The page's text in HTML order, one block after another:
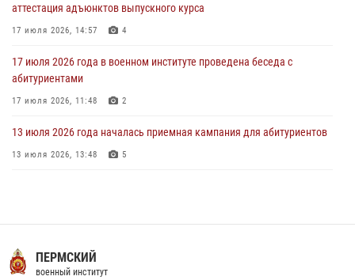
аттестация адъюнктов выпускного курса
17 июля 2026, 14:57 4
17 июля 2026 года в военном институте проведена беседа с
абитуриентами
17 июля 2026, 11:48 2
13 июля 2026 года началась приемная кампания для абитуриентов
13 июля 2026, 13:48 5
29 июля 2026, 06:45 2
16 июля 2026 года между военным институтом и ООО «ЭЛРЕМ»
заключено соглашение о научно-техническом сотрудничестве
ПЕРМСКИЙ
военный институт